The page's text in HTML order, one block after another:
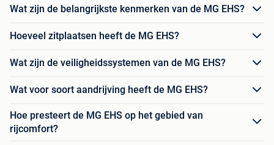
Wat zijn de belangrijkste kenmerken van de MG EHS?
Hoeveel zitplaatsen heeft de MG EHS?
Wat zijn de veiligheidssystemen van de MG EHS?
Wat voor soort aandrijving heeft de MG EHS?
Hoe presteert de MG EHS op het gebied van
rijcomfort?